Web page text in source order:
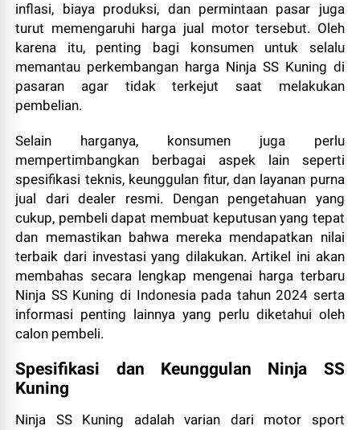
inflasi, biaya produksi, dan permintaan pasar juga
turut memengaruhi harga jual motor tersebut. Oleh
karena itu, penting bagi konsumen untuk selalu
memantau perkembangan harga Ninja SS Kuning di
pasaran agar tidak terkejut saat melakukan
pembelian.
Selain harganya, konsumen juga perlu
mempertimbangkan berbagai aspek lain seperti
spesifikasi teknis, keunggulan fitur, dan layanan purna
jual dari dealer resmi. Dengan pengetahuan yang
cukup, pembeli dapat membuat keputusan yang tepat
dan memastikan bahwa mereka mendapatkan nilai
terbaik dari investasi yang dilakukan. Artikel ini akan
membahas secara lengkap mengenai harga terbaru
Ninja SS Kuning di Indonesia pada tahun 2024 serta
informasi penting lainnya yang perlu diketahui oleh
calon pembeli.
Spesifikasi dan Keunggulan Ninja SS
Kuning
Ninja SS Kuning adalah varian dari motor sport